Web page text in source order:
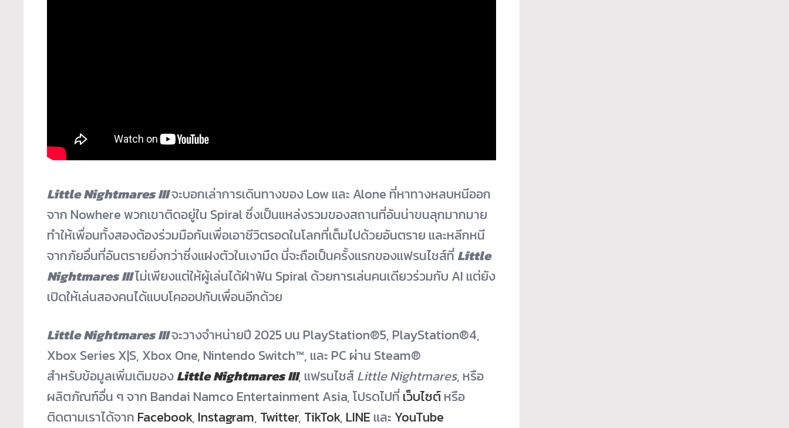
Little Nightmares IIIจะบอกเล่าการเดินทางของ Low และ Alone ที่หาทางหลบหนีออก
จาก Nowhere พวกเขาติดอยู่ใน Spiral ซึ่งเป็นแหล่งรวมของสถานที่อันน่าขนลุกมากมาย
ทำให้เพื่อนทั้งสองต้องร่วมมือกันเพื่อเอาชีวิตรอดในโลกที่เต็มไปด้วยอันตราย และหลีกหนี
จากภัยอื่นที่อันตรายยิ่งกว่าซึ่งแฝงตัวในเงามืด นี่จะถือเป็นครั้งแรกของแฟรนไชส์ที่Little
Nightmares IIIไม่เพียงแต่ให้ผู้เล่นได้ฝ่าฟัน Spiral ด้วยการเล่นคนเดียวร่วมกับ AI แต่ยัง
เปิดให้เล่นสองคนได้แบบโคออปกับเพื่อนอีกด้วย
Little Nightmares IIIจะวางจำหน่ายปี 2025 บน PlayStation®5, PlayStation®4,
Xbox Series X|S, Xbox One, Nintendo Switch™, และ PC ผ่าน Steam®️
สำหรับข้อมูลเพิ่มเติมของLittle Nightmares III, แฟรนไชส์Little Nightmares, หรือ
ผลิตภัณฑ์อื่น ๆ จาก Bandai Namco Entertainment Asia, โปรดไปที่เว็บไซต์หรือ
ติดตามเราได้จาก Facebook, Instagram, Twitter, TikTok, LINE และ YouTube